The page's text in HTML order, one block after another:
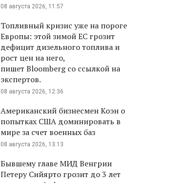
08 августа 2026, 11:57
Топливный кризис уже на пороге
Европы: этой зимой ЕС грозит
дефицит дизельного топлива и
рост цен на него,
пишет Bloomberg со ссылкой на
экспертов.
08 августа 2026, 12:36
Американский бизнесмен Коэн о
попытках США доминировать в
мире за счет военных баз
08 августа 2026, 13:13
Бывшему главе МИД Венгрии
Петеру Сийярто грозит до 3 лет